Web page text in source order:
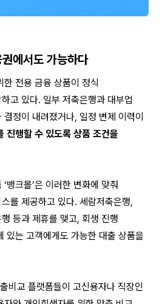
에서도 가능하다
전용 금융 상품이 정식
고 있다. 일부 저축은행과 대부업
정이 내려졌거나, 일정 변제 이력이
진행할 수 있도록 상품 조건을
뱅크몰’은 이러한 변화에 맞춰
를 제공하고 있다. 세람저축은행,
등과 제휴를 맺고, 회생 진행
있는 고객에게도 가능한 대출 상품을
비교 플랫폼들이 고신용자나 직장인